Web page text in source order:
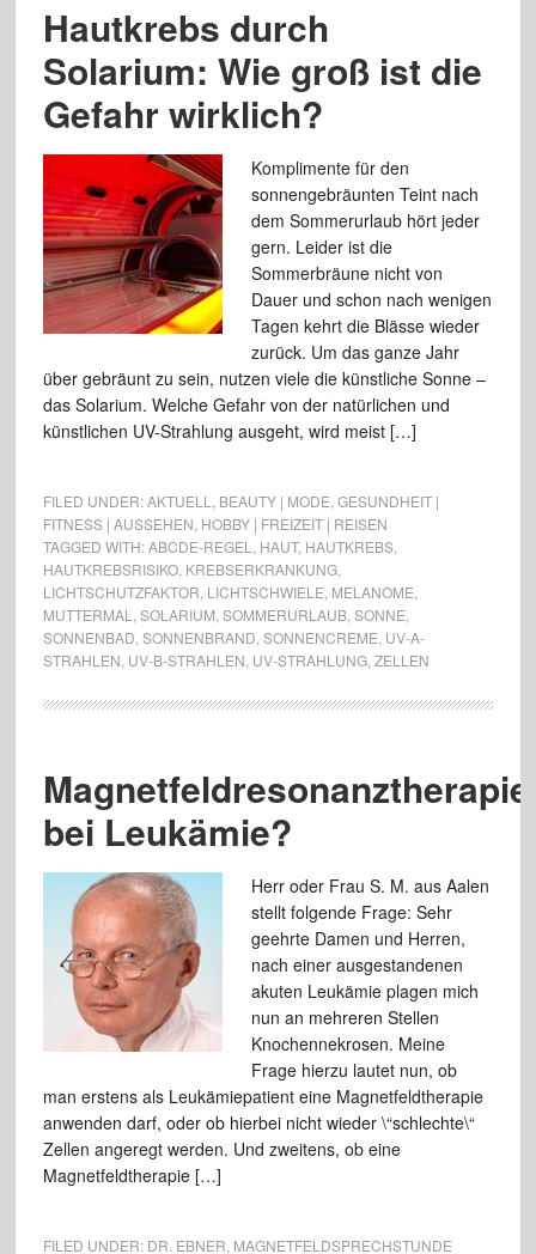
Hautkrebs durch
Solarium: Wie groß ist die
Gefahr wirklich?
Komplimente für den
sonnengebräunten Teint nach
dem Sommerurlaub hört jeder
gern. Leider ist die
Sommerbräune nicht von
Dauer und schon nach wenigen
Tagen kehrt die Blässe wieder
zurück. Um das ganze Jahr
über gebräunt zu sein, nutzen viele die künstliche Sonne –
das Solarium. Welche Gefahr von der natürlichen und
künstlichen UV-Strahlung ausgeht, wird meist […]
FILED UNDER:AKTUELL BEAUTY | MODE GESUNDHEIT |
FITNESS | AUSSEHEN HOBBY | FREIZEIT | REISEN
TAGGED WITH:ABCDE-REGEL HAUT, HAUTKREBS,
HAUTKREBSRISIKO, KREBSERKRANKUNG,
LICHTSCHUTZFAKTOR LICHTSCHWIELE MELANOME
MUTTERMAL
SOLARIUM SOMMERURLAUB, SONNE
SONNENBAD SONNENBRAND SONNENCREME UV-A-
STRAHLEN UV-B-STRAHLEN UV-STRAHLUNG, ZELLEN
Magnetfeldresonanztherapie
bei Leukämie?
Herr oder Frau S. M. aus Aalen
stellt folgende Frage: Sehr
geehrte Damen und Herren,
nach einer ausgestandenen
akuten Leukämie plagen mich
nun an mehreren Stellen
Knochennekrosen. Meine
Frage hierzu lautet nun, ob
man erstens als Leukämiepatient eine Magnetfeldtherapie
anwenden darf, oder ob hierbei nicht wieder \“schlechte\“
Zellen angeregt werden. Und zweitens, ob eine
Magnetfeldtherapie […]
FILED UNDER: DR. EBNER MAGNETFELDSPRECHSTUNDE